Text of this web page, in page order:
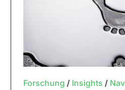
Forschung / Insights /